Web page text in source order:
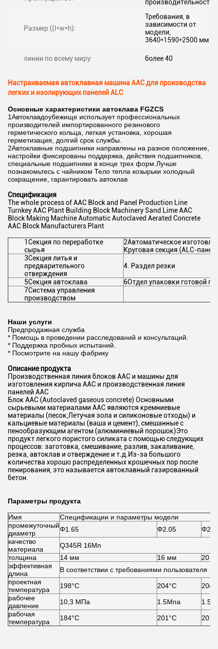
производительность
Размер ((l*w*h):
Требования, в
зависимости от
модели,
3640*1590*2500 мм
линии по всему миру: более 40
Настраиваемая автоклавная машина AAC для производства
легких и изолирующих панелей ALC
Основные характеристики автоклава FGZCS
1Автоклавдоубежище использует профессиональных
производителей импортированного резинового
герметического кольца, легкая установка, хорошая
герметизация, долгий срок службы.
2Автоклавные подшипники направлены на разное положение,
настройки фиксированы поддержка, действия подшипников,
специальные подшипники в конце трех форм.Лучше
познакомьтесь с чайником Тело тепла козырьки холодный
сокращение, гарантировать автоклав
Спецификация
The whole process of AAC Block and Panel Production Line
Turnkey AAC Plant Building Block Machinery Sand Lime AAC
Block Making Machine Automatic Autoclaved Aerated Concrete
AAC Block Manufacturers Plant
1Секция по переработке
сырья
2Автоматическое
Круговая секция (ALC-
3Секция литья и
предварительного
отверждения
4. Раздел резки
5Секция автоклава
6Отдел упаковки готовой
7Система управления
производством
Наши услуги
Предпродажная служба
* Помощь в проведении расследований и консультаций.
* Поддержка пробных испытаний.
* Посмотрите на нашу фабрику
Описание продукта
Производственная линия блоков AAC и машины для
изготовления кирпича AAC и производственная линия
панелей AAC
Блок AAC (Autoclaved gaseous concrete) Основными
сырьевыми материалами AAC являются кремниевые
материалы (песок,Летучая зола и силиконовые отходы) и
кальциевые материалы (ваша и цемент), смешанные с
пенообразующим агентом (алюминиевый порошок)Это
продукт легкого пористого силиката с помощью следующих
процессов: заготовка, смешивание, разлив, закаливание,
резка, автоклав и отверждение и т.д.Из-за большого
количества хорошо распределенных крошечных пор после
пенирования, это называется автоклавный газированный
бетон.
Параметры продукта
Имя
Спецификации и параметры модели
промежуточный
диаметр
Φ1.65 Φ2.05
качество
материала
Q345R 16Mn
толщина
14 мм 16 мм
20
эффективная
длина
В соответствии с требованиями пользователя
проектная
температура
198°C 204°C
рабочее
давление
10,3 МПа 1.5Мпа
рабочая
температура
184°C 201°С